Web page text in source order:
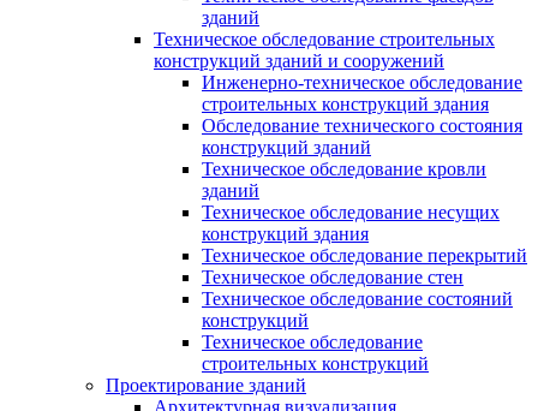
зданий
Техническое обследование строительных
конструкций зданий и сооружений
Инженерно-техническое обследование
строительных конструкций здания
Обследование технического состояния
конструкций зданий
Техническое обследование кровли
зданий
Техническое обследование несущих
конструкций здания
Техническое обследование перекрытий
Техническое обследование стен
Техническое обследование состояний
конструкций
Техническое обследование
строительных конструкций
Проектирование зданий
Архитектурная визуализация